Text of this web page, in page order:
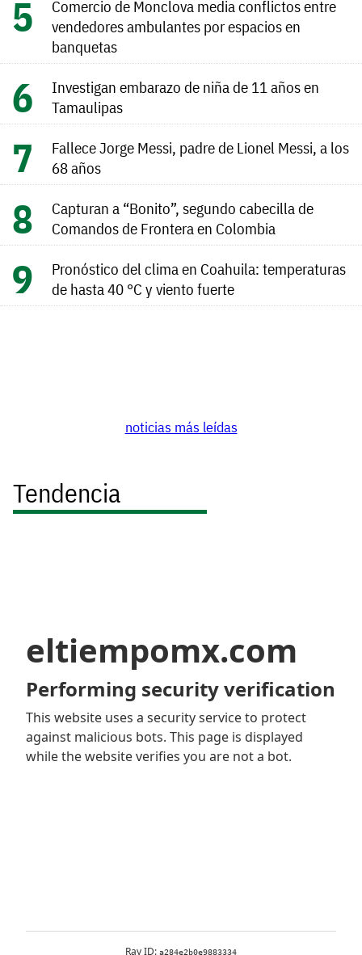
Comercio de Monclova media conflictos entre
vendedores ambulantes por espacios en
banquetas
Investigan embarazo de niña de 11 años en
Tamaulipas
Fallece Jorge Messi, padre de Lionel Messi, a los
68 años
Capturan a “Bonito”, segundo cabecilla de
Comandos de Frontera en Colombia
Pronóstico del clima en Coahuila: temperaturas
de hasta 40 °C y viento fuerte
noticias más leídas
Tendencia